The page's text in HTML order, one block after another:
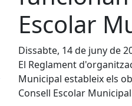
Escolar
Dissabte, 14 de juny de
El Reglament
Municipal estableix els
Consell Escolar